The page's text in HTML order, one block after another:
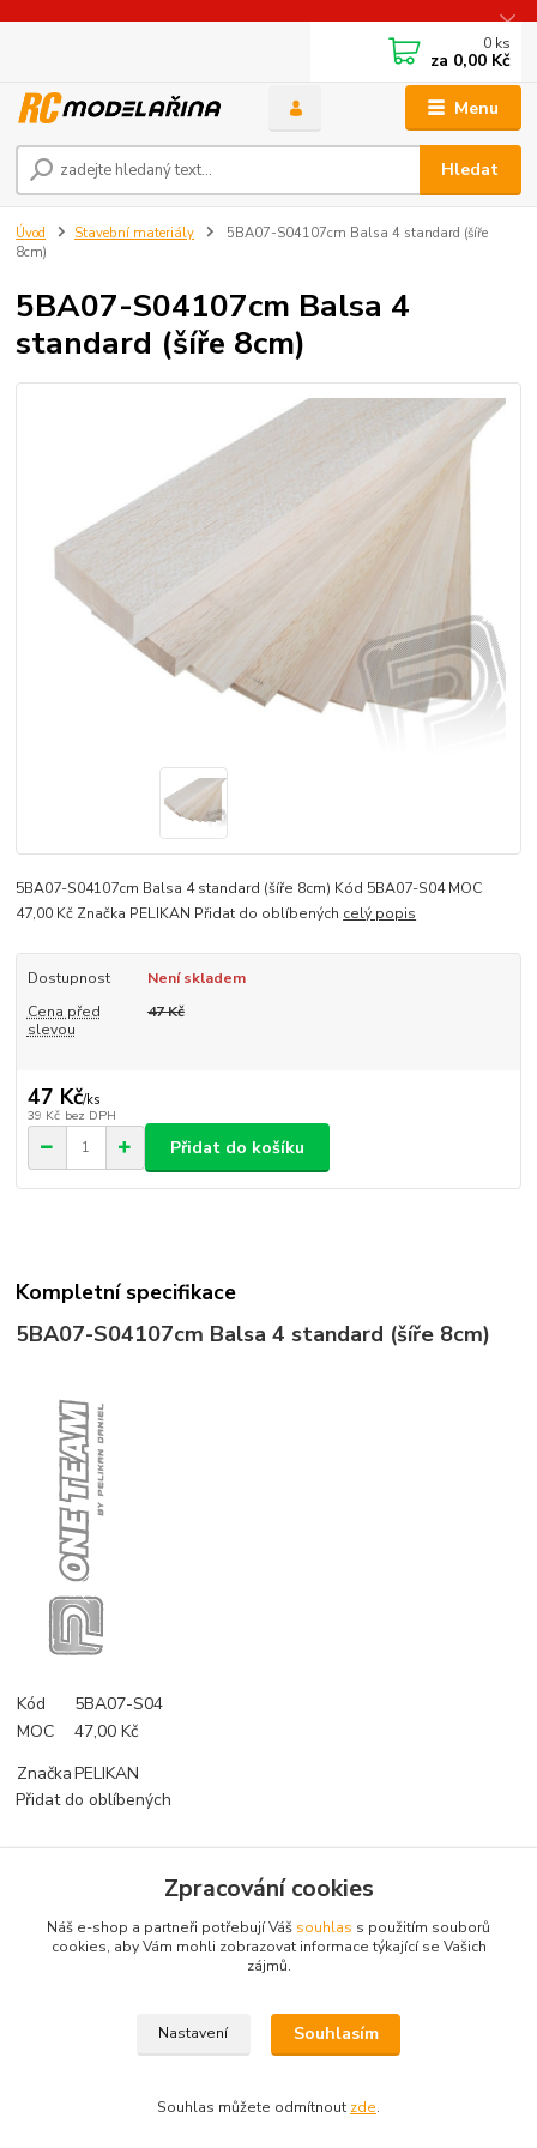
Menu
Hledat
0 ks
za 0,00 Kč
Úvod Stavební materiály
5BA07-S04107cm Balsa 4 standard (šíře
8cm)
5BA07-S04107cm Balsa 4
standard (šíře 8cm)
5BA07-S04107cm Balsa 4 standard (šíře 8cm) Kód 5BA07-S04 MOC
47,00 Kč Značka PELIKAN Přidat do oblíbených celý popis
Dostupnost
Není skladem
Cena před
slevou
47 Kč
47 Kč/ks
39 Kč bez DPH
Přidat do košíku
Kompletní specifikace
5BA07-S04107cm Balsa 4 standard (šíře 8cm)
Kód
5BA07-S04
MOC
47,00 Kč
ZnačkaPELIKAN
Přidat do oblíbených
Zboží zařazeno v kategoriích
Stavební materiály
Balsa Depron EPP Flite test
Zpracování cookies
Náš e-shop a partneři potřebují Váš souhlas s použitím souborů
cookies, aby Vám mohli zobrazovat informace týkající se Vašich
zájmů.
Nastavení Souhlasím
Souhlas můžete odmítnout zde.